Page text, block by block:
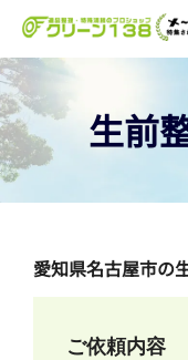
生前
愛知県名古屋市の
ご依頼内容